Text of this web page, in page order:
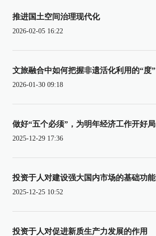
推进国土空间治理现代化
2026-02-05 16:22
文旅融合中如何把握非遗活化利用的“度”
2026-01-30 09:18
做好“五个必须”，为明年经济工作开好局
2025-12-29 17:36
投资于人对建设强大国内市场的基础功能
2025-12-25 10:52
投资于人对促进新质生产力发展的作用